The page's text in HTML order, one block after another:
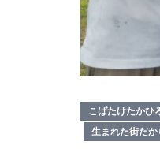
こばたけたかひ
生まれた街だ